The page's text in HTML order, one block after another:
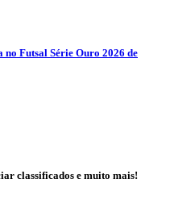
no Futsal Série Ouro 2026 de
classificados e muito mais!